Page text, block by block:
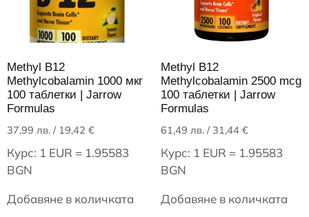
Methyl B12
Methylcobalamin 1000 мкг
100 таблетки | Jarrow
Formulas
37,99 лв. / 19,42 €
Курс: 1 EUR = 1.95583
BGN
Добавяне в количката
Methyl B12
Methylcobalamin 2500 mcg
100 таблетки | Jarrow
Formulas
61,49 лв./ 31,44 €
Курс: 1 EUR = 1.95583
BGN
Добавяне в количката